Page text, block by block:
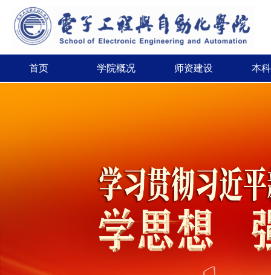
首页 学院概况 师资建设 本